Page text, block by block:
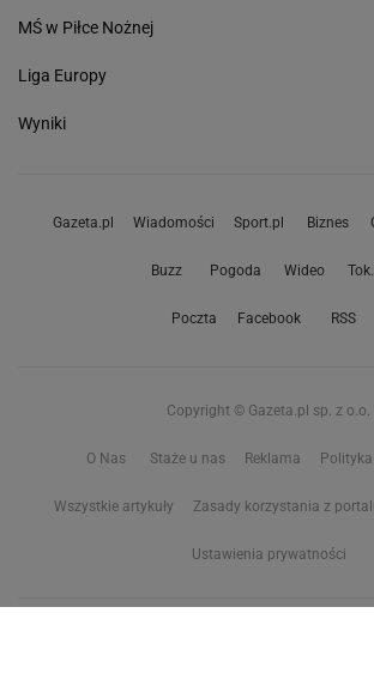
MŚ w Piłce Nożnej
Liga Europy
Wyniki
Gazeta.pl Wiadomości Sport.pl Biznes
Buzz Pogoda Wideo
Poczta Facebook RSS
Copyright © Gazeta.pl sp. z o.o.
O Nas Staże u nas Reklama
Wszystkie artykuły Zasady korzystania z
Ustawienia prywatności